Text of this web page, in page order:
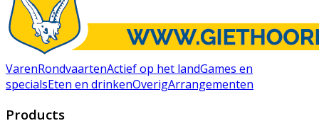
VarenRondvaartenActief op het landGames en
specialsEten en drinkenOverigArrangementen
Products